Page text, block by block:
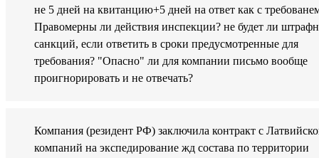
не 5 дней на квитанцию+5 дней на ответ как с
Правомерны ли действия инспекции? не будет ли
санкций, если ответить в сроки предусмотренные для
требования? "Опасно" ли для компании письмо вообще
проигнорировать и не отвечать?
Компания (резидент РФ) заключила контракт с
компаний на экспедирование жд состава по территории